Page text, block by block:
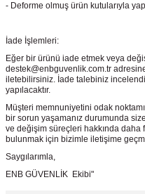
- Deforme olmuş ürün kutularıyla
İade İşlemleri:
Eğer bir ürünü iade etmek veya
destek@enbguvenlik.com.tr
iletebilirsiniz. İade talebiniz
yapılacaktır.
Müşteri memnuniyetini odak
bir sorun yaşamanız durumunda
ve değişim süreçleri hakkında
bulunmak için bizimle iletişime
Saygılarımla,
ENB GÜVENLİK Ekibi"